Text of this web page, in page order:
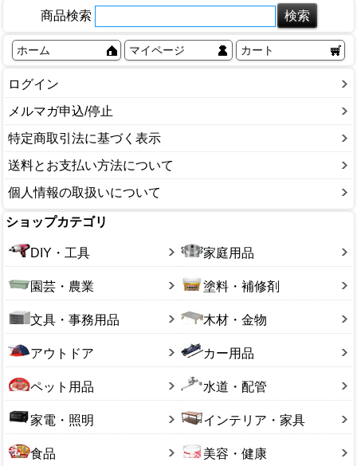
8号サイズ
9号サイズ
12号サイズ
13号サイズ
14号サイズ
その他サイズ
融雪ホース
雪かき・雪はね
除雪ダンプ
かんじき・スパイク
融雪剤・凍結剤
ソリ
商品検索
ホーム マイページ カート
ログイン
メルマガ申込/停止
特定商取引法に基づく表示
送料とお支払い方法について
個人情報の取扱いについて
ショップカテゴリ
DIY・工具 家庭用品
園芸・農業 塗料・補修剤
文具・事務用品 木材・金物
アウトドア カー用品
ペット用品 水道・配管
家電・照明 インテリア・家具
食品 美容・健康